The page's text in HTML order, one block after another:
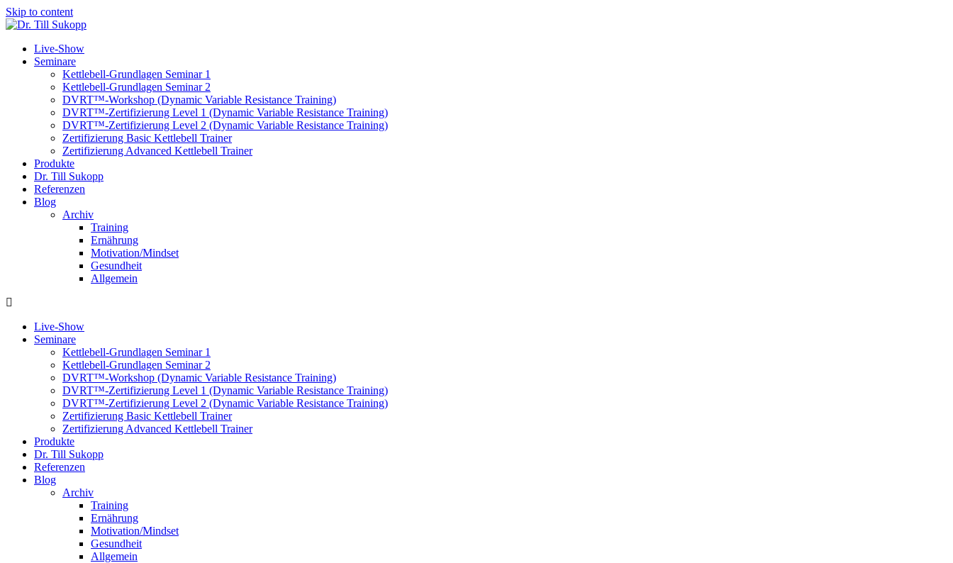
Skip to content
Live-Show
Seminare
Kettlebell-Grundlagen Seminar 1
Kettlebell-Grundlagen Seminar 2
DVRT™-Workshop (Dynamic Variable Resistance Training)
DVRT™-Zertifizierung Level 1 (Dynamic Variable Resistance Training)
DVRT™-Zertifizierung Level 2 (Dynamic Variable Resistance Training)
Zertifizierung Basic Kettlebell Trainer
Zertifizierung Advanced Kettlebell Trainer
Produkte
Dr. Till Sukopp
Referenzen
Blog
Archiv
Training
Ernährung
Motivation/Mindset
Gesundheit
Allgemein
Live-Show
Seminare
Kettlebell-Grundlagen Seminar 1
Kettlebell-Grundlagen Seminar 2
DVRT™-Workshop (Dynamic Variable Resistance Training)
DVRT™-Zertifizierung Level 1 (Dynamic Variable Resistance Training)
DVRT™-Zertifizierung Level 2 (Dynamic Variable Resistance Training)
Zertifizierung Basic Kettlebell Trainer
Zertifizierung Advanced Kettlebell Trainer
Produkte
Dr. Till Sukopp
Referenzen
Blog
Archiv
Training
Ernährung
Motivation/Mindset
Gesundheit
Allgemein